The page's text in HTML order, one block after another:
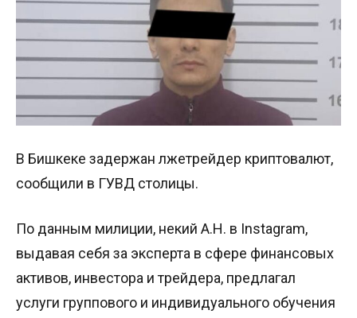
В Бишкеке задержан лжетрейдер криптовалют,
сообщили в ГУВД столицы.
По данным милиции, некий А.Н. в Instagram,
выдавая себя за эксперта в сфере финансовых
активов, инвестора и трейдера, предлагал
услуги группового и индивидуального обучения